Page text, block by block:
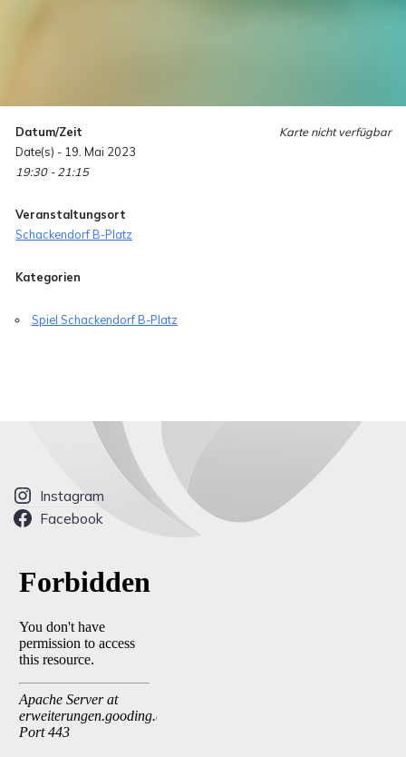
Karte nicht verfügbar
Datum/Zeit
Date(s) - 19. Mai 2023
19:30 - 21:15
Veranstaltungsort
Schackendorf B-Platz
Kategorien
Spiel Schackendorf B-Platz
Instagram
Facebook